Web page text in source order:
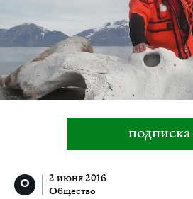
подписка
2 июня 2016
Общество